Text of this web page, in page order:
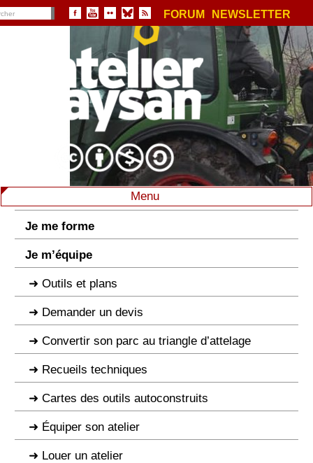
FORUM NEWSLETTER
Menu
Je me forme
Je m’équipe
Outils et plans
Demander un devis
Convertir son parc au triangle d’attelage
Recueils techniques
Cartes des outils autoconstruits
Équiper son atelier
Louer un atelier